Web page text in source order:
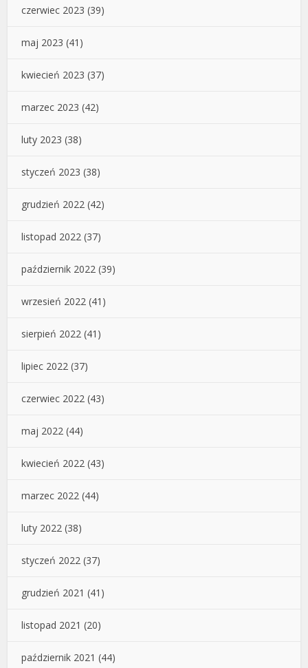
czerwiec 2023 (39)
maj 2023 (41)
kwiecień 2023 (37)
marzec 2023 (42)
luty 2023 (38)
styczeń 2023 (38)
grudzień 2022 (42)
listopad 2022 (37)
październik 2022 (39)
wrzesień 2022 (41)
sierpień 2022 (41)
lipiec 2022 (37)
czerwiec 2022 (43)
maj 2022 (44)
kwiecień 2022 (43)
marzec 2022 (44)
luty 2022 (38)
styczeń 2022 (37)
grudzień 2021 (41)
listopad 2021 (20)
październik 2021 (44)